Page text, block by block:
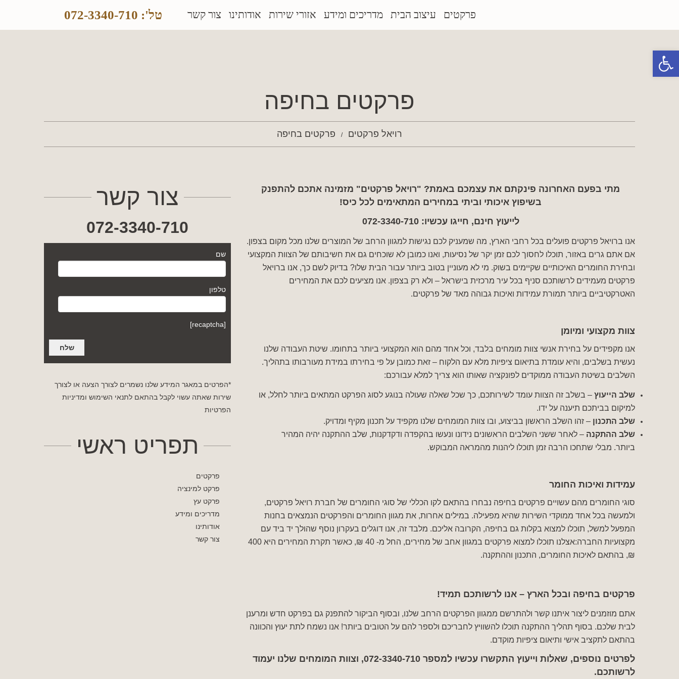
פרקטים עיצוב הבית מדריכים ומידע אזורי שירות אודותינו צור קשר טל': 072-3340-710
פרקטים בחיפה
רויאל פרקטים פרקטים בחיפה
מתי בפעם האחרונה פינקתם את עצמכם באמת? "רויאל פרקטים" מזמינה אתכם להתפנק
בשיפוץ איכותי וביתי במחירים המתאימים לכל כיס!
לייעוץ חינם, חייגו עכשיו:072-3340-710
אנו ברויאל פרקטים פועלים בכל רחבי הארץ, מה שמעניק לכם נגישות למגוון הרחב של המוצרים שלנו מכל מקום בצפון.
אם אתם גרים באזור, תוכלו לחסוך לכם זמן יקר של נסיעות, ואנו כמובן לא שוכחים גם את חשיבותם של הצוות המקצועי
ובחירת החומרים האיכותיים שקיימים בשוק. מי לא מעוניין בטוב ביותר עבור הבית שלו? בדיוק לשם כך, אנו ברויאל
פרקטים מעמידים לרשותכם סניף בכל עיר מרכזית בישראל – ולא רק בצפון. אנו מציעים לכם את המחירים
האטרקטיביים ביותר תמורת עמידות ואיכות גבוהה מאד של פרקטים.
צוות מקצועי ומיומן
אנו מקפידים על בחירת אנשי צוות מומחים בלבד, וכל אחד מהם הוא המקצועי ביותר בתחומו. שיטת העבודה שלנו
נעשית בשלבים, והיא עומדת בתיאום ציפיות מלא עם הלקוח – זאת כמובן על פי בחירתו במידת מעורבותו בתהליך.
השלבים בשיטת העבודה ממוקדים לפונקציה שאותו הוא צריך למלא עבורכם:
שלב הייעוץ – בשלב זה הצוות עומד לשירותכם, כך שכל שאלה שעולה בנוגע לסוג הפרקט המתאים ביותר לחלל, או
למיקום בביתכם תיענה על ידו.
שלב התכנון – זהו השלב הראשון בביצוע, ובו צוות המומחים שלנו מקפיד על תכנון מקיף ומדויק.
שלב ההתקנה – לאחר ששני השלבים הראשונים נידונו ונעשו בהקפדה ודקדקנות, שלב ההתקנה יהיה המהיר
ביותר. מבלי שתחכו הרבה זמן תוכלו ליהנות מהמראה המבוקש.
עמידות ואיכות החומר
סוגי החומרים מהם עשויים פרקטים בחיפה נבחרו בהתאם לקו הכללי של סוגי החומרים של חברת רויאל פרקטים,
ולמעשה בכל אחד ממוקדי השירות שהיא מפעילה. במילים אחרות, את מגוון החומרים והפרקטים הנמצאים בחנות
המפעל למשל, תוכלו למצוא בקלות גם בחיפה, הקרובה אליכם. מלבד זה, אנו דוגלים בעקרון נוסף שהולך יד ביד עם
מקצועיות החברה:אצלנו תוכלו למצוא פרקטים במגוון אחב של מחירים, החל מ- 40 ₪, כאשר תקרת המחירים היא 400
₪, בהתאם לאיכות החומרים, התכנון וההתקנה.
פרקטים בחיפה ובכל הארץ – אנו לרשותכם תמיד!
אתם מוזמנים ליצור איתנו קשר ולהתרשם ממגוון הפרקטים הרחב שלנו, ובסוף הביקור להתפנק גם בפרקט חדש ומרענן
לבית שלכם. בסוף תהליך ההתקנה תוכלו להשוויץ לחבריכם ולספר להם על הטובים ביותר! אנו נשמח לתת יעוץ והכוונה
בהתאם לתקציב אישי ותיאום ציפיות מוקדם.
לפרטים נוספים, שאלות וייעוץ התקשרו עכשיו למספר 072-3340-710, וצוות המומחים שלנו יעמוד
לרשותכם.
צור קשר
072-3340-710
שם
טלפון
[recaptcha]
*הפרטים במאגר המידע שלנו נשמרים לצורך הצעה או לצורך
שירות שאתה עשוי לקבל בהתאם לתנאי השימוש ומדיניות
הפרטיות
תפריט ראשי
פרקטים
פרקט למינציה
פרקט עץ
מדריכים ומידע
אודותינו
צור קשר
פתח סרגל נגישות